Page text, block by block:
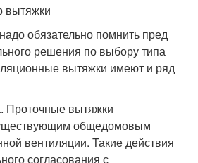
вытяжки
обязательно помнить пред
решения по выбору типа
вытяжки имеют и ряд
Проточные вытяжки
общедомовым
вентиляции. Такие действия
согласования с